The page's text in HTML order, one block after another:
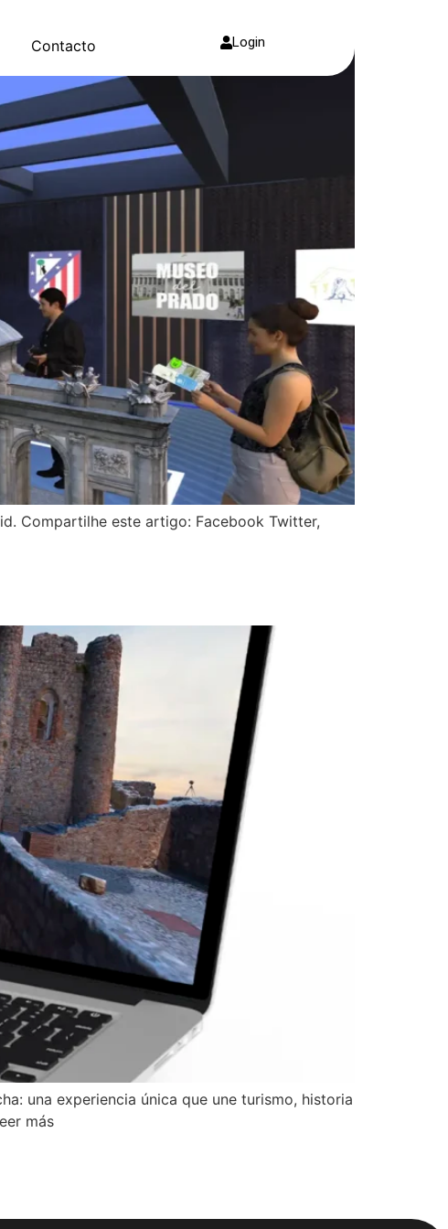
Contacto Login
Compartilhe este artigo: Facebook Twitter,
una experiencia única que une turismo, historia
más